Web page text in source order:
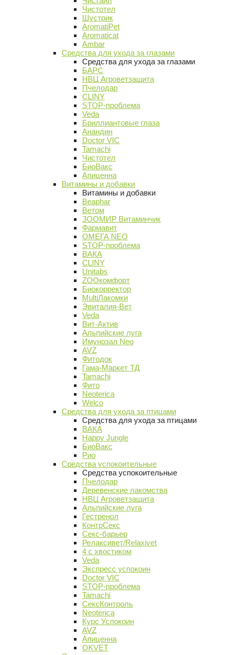
Чистотел
Шустрик
AromatiPet
Aromaticat
Ambar
Средства для ухода за глазами
Средства для ухода за глазами
БАРС
НВЦ Агроветзащита
Пчелодар
CLINY
STOP-проблема
Veda
Бриллиантовые глаза
Анандин
Doctor VIC
Tamachi
Чистотел
БиоВакс
Апиценна
Витамины и добавки
Витамины и добавки
Beaphar
Ветом
ЗООМИР Витаминчик
Фармавит
ОМЕГА NEO
STOP-проблема
ВАКА
CLINY
Unitabs
ZOOкомфорт
Биокорректор
MultiЛакомки
Эвиталия-Вет
Veda
Вит-Актив
Альпийские луга
Имунозал Neo
AVZ
Фитодок
Гама-Маркет ТД
Tamachi
Фито
Neoterica
Welco
Средства для ухода за птицами
Средства для ухода за птицами
ВАКА
Happy Jungle
БиоВакс
Рио
Средства успокоительные
Средства успокоительные
Пчелодар
Деревенские лакомства
НВЦ Агроветзащита
Альпийские луга
Гестренол
КонтрСекс
Секс-барьер
Релаксивет/Relaxivet
4 с хвостиком
Veda
Экспресс успокоин
Doctor VIC
STOP-проблема
Tamachi
СексКонтроль
Neoterica
Курс Успокоин
AVZ
Апиценна
OKVET